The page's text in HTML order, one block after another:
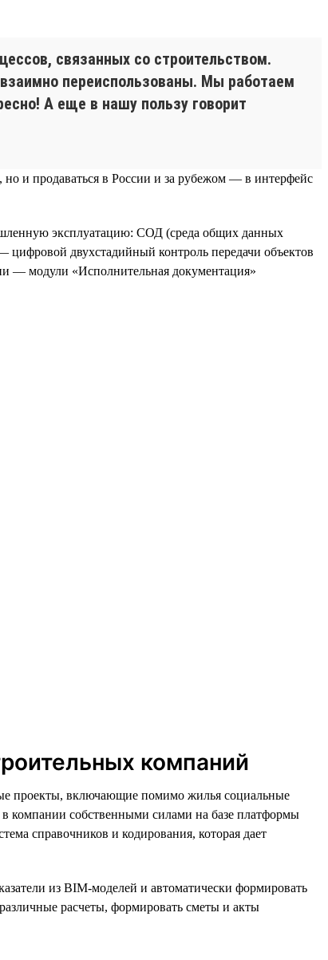
связанных со строительством.
переиспользованы. Мы работаем
А еще в нашу пользу говорит
и продаваться в России и за рубежом — в интерфейс
эксплуатацию: СОД (среда общих данных
двухстадийный контроль передачи объектов
— модули «Исполнительная документация»
компаний
проекты, включающие помимо жилья социальные
компании собственными силами на базе платформы
справочников и кодирования, которая дает
из BIM-моделей и автоматически формировать
расчеты, формировать сметы и акты